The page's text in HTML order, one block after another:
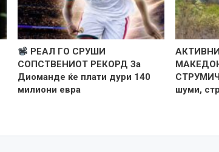
РЕАЛ ГО СРУШИ
СОПСТВЕНИОТ РЕКОРД За
Диоманде ќе плати дури 140
милиони евра
шуми,